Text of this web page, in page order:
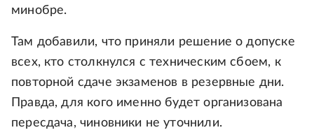
минобре.
Там добавили, что приняли решение о допуске
всех, кто столкнулся с техническим сбоем, к
повторной сдаче экзаменов в резервные дни.
Правда, для кого именно будет организована
пересдача, чиновники не уточнили.